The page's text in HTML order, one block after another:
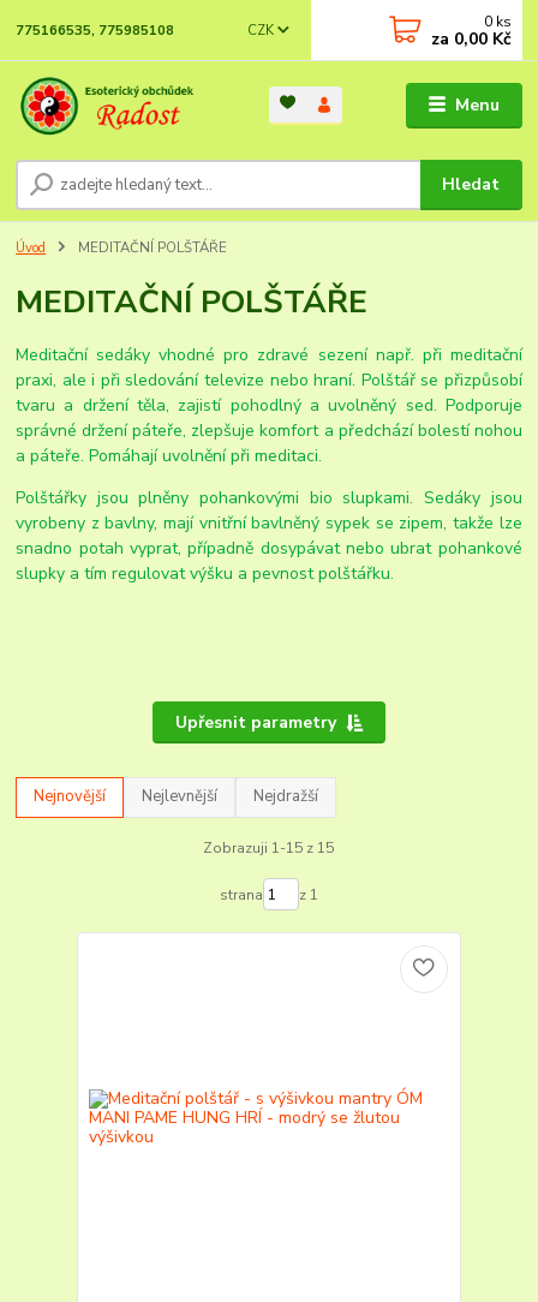
Menu
CZK
Hledat
775166535, 775985108 0 ks
za 0,00 Kč
Úvod MEDITAČNÍ POLŠTÁŘE
MEDITAČNÍ POLŠTÁŘE
Meditační sedáky vhodné pro zdravé sezení např. při meditační
praxi, ale i při sledování televize nebo hraní. Polštář se přizpůsobí
tvaru a držení těla, zajistí pohodlný a uvolněný sed. Podporuje
správné držení páteře, zlepšuje komfort a předchází bolestí nohou
a páteře. Pomáhají uvolnění při meditaci.
Polštářky jsou plněny pohankovými bio slupkami. Sedáky jsou
vyrobeny z bavlny, mají vnitřní bavlněný sypek se zipem, takže lze
snadno potah vyprat, případně dosypávat nebo ubrat pohankové
slupky a tím regulovat výšku a pevnost polštářku.
Upřesnit parametry
Nejnovější Nejlevnější Nejdražší
Zobrazuji 1-15 z 15
strana z 1